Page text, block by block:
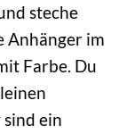
steche
Anhänger im
Farbe. Du
ein